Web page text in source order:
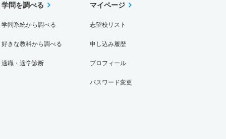
学問を調べる
学問系統から調べる
好きな教科から調べる
適職・適学診断
マイページ
志望校リスト
申し込み履歴
プロフィール
パスワード変更